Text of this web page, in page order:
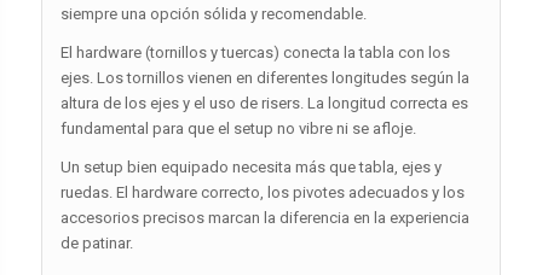
siempre una opción sólida y recomendable.
El hardware (tornillos y tuercas) conecta la tabla con los
ejes. Los tornillos vienen en diferentes longitudes según la
altura de los ejes y el uso de risers. La longitud correcta es
fundamental para que el setup no vibre ni se afloje.
Un setup bien equipado necesita más que tabla, ejes y
ruedas. El hardware correcto, los pivotes adecuados y los
accesorios precisos marcan la diferencia en la experiencia
de patinar.